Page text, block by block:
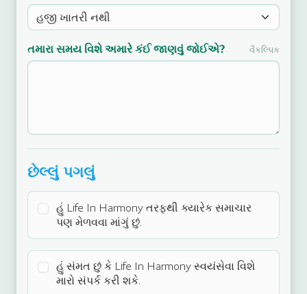
તમારા સમય વિશે અમારે કંઈ જાણવું જોઈએ? વૈકલ્પિક
છેલ્લું પગલું
હું Life In Harmony તરફથી ક્યારેક સમાચાર
પણ મેળવવા માંગું છું.
હું સંમત છું કે Life In Harmony સ્વયંસેવા વિશે
મારો સંપર્ક કરી શકે.